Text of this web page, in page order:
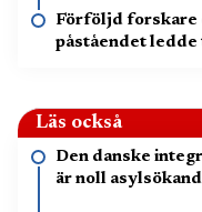
Förföljd forskare
påståendet
Läs också
Den danske
är noll